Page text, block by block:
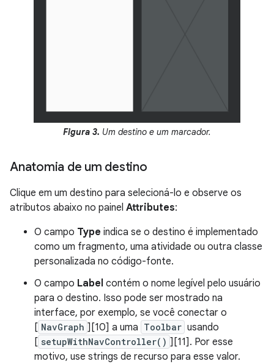
Figura 3. Um destino e um marcador.
Anatomia de um destino
Clique em um destino para selecioná-lo e observe os
atributos abaixo no painel Attributes:
O campo Type indica se o destino é implementado
como um fragmento, uma atividade ou outra classe
personalizada no código-fonte.
O campo Label contém o nome legível pelo usuário
para o destino. Isso pode ser mostrado na
interface, por exemplo, se você conectar o
[ NavGraph ][10] a uma Toolbar usando
[ setupWithNavController() ][11]. Por esse
motivo, use strings de recurso para esse valor.